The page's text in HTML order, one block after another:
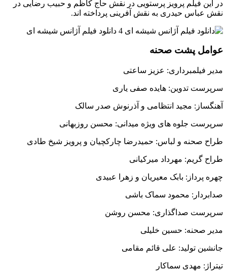
در این فیلم پرویز پرستویی در نقش حاج کاظم و حبیب رضایی در
نقش عباس حیدری به نقش آفرینی پرداخته اند.
عوامل پشت صحنه
مدیر فیلمبرداری: عزیز ساعتی
سرپرست تدوین: هایده صفی یاری
آهنگساز: مجید انتظامی و آذرنوش صدر سالک
سرپرست جلوه های ویژه میدانی: محسن روزبهانی
طراح صحنه و لباس: حمیدرضا چارکچیان و پرویز شیخ طادی
طراح گریم: مهرداد میرکیانی
چهره پرداز: بابک معیریان و زهرا عبیدی
صدابردار: محمود سماک باشی
سرپرست صداگذاری: محسن روشن
مدیر صحنه: حسین خلیلی
جانشین تولید: علی قائم مقامی
تیتراژ: مهدی سماکار